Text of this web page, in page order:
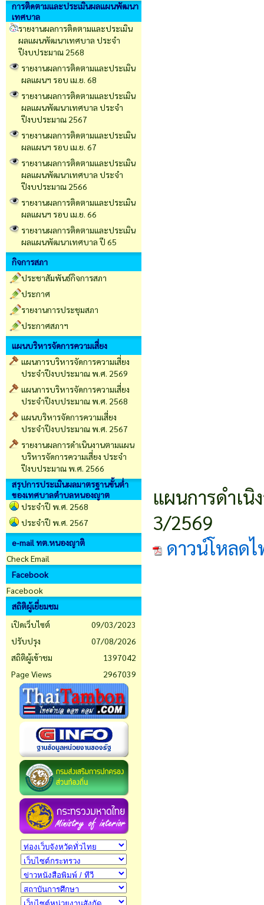
การติดตามและประเมินผลแผนพัฒนา
เทศบาล
รายงานผลการติดตามและประเมิน
ผลแผนพัฒนาเทศบาล ประจำ
ปีงบประมาณ 2568
รายงานผลการติดตามและประเมิน
ผลแผนฯ รอบ เม.ย. 68
รายงานผลการติดตามและประเมิน
ผลแผนพัฒนาเทศบาล ประจำ
ปีงบประมาณ 2567
รายงานผลการติดตามและประเมิน
ผลแผนฯ รอบ เม.ย. 67
รายงานผลการติดตามและประเมิน
ผลแผนพัฒนาเทศบาล ประจำ
ปีงบประมาณ 2566
รายงานผลการติดตามและประเมิน
ผลแผนฯ รอบ เม.ย. 66
รายงานผลการติดตามและประเมิน
ผลแผนพัฒนาเทศบาล ปี 65
กิจการสภา
ประชาสัมพันธ์กิจการสภา
ประกาศ
รายงานการประชุมสภา
ประกาศสภาฯ
แผนบริหารจัดการความเสี่ยง
แผนการบริหารจัดการความเสี่ยง
ประจำปีงบประมาณ พ.ศ. 2569
แผนการบริหารจัดการความเสี่ยง
ประจำปีงบประมาณ พ.ศ. 2568
แผนบริหารจัดการความเสี่ยง
ประจำปีงบประมาณ พ.ศ. 2567
รายงานผลการดำเนินงานตามแผน
บริหารจัดการความเสี่ยง ประจำ
ปีงบประมาณ พ.ศ. 2566
สรุปการประเมินผลมาตรฐานขั้นต่ำ
ของเทศบาลตำบลหนองญาต
ประจำปี พ.ศ. 2568
ประจำปี พ.ศ. 2567
e-mail ทต.หนองญาติ
Check Email
Facebook
Facebook
สถิติผู้เยี่ยมชม
เปิดเว็บไซต์
09/03/2023
ปรับปรุง
07/08/2026
สถิติผู้เข้าชม
1397042
Page Views
2967039
แผนการดำเ
3/2569
ดาวน์โหลด